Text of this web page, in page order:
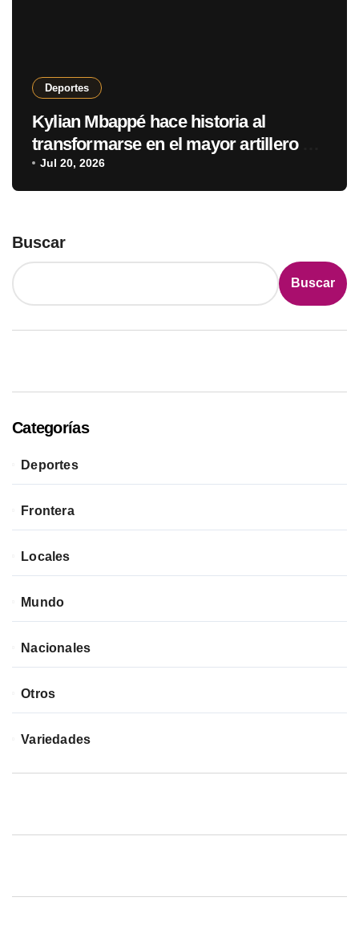
Deportes
Kylian Mbappé hace historia al
transformarse en el mayor artillero de
los mundiales
Jul 20, 2026
Buscar
Buscar
Categorías
Deportes
Frontera
Locales
Mundo
Nacionales
Otros
Variedades